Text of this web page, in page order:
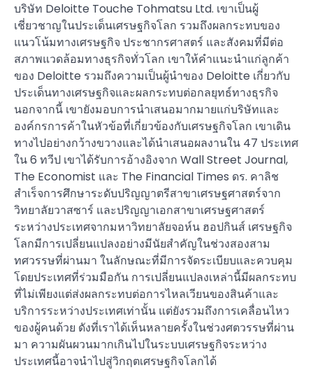
บริษัท Deloitte Touche Tohmatsu Ltd. เขาเป็นผู้
เชี่ยวชาญในประเด็นเศรษฐกิจโลก รวมถึงผลกระทบของ
แนวโน้มทางเศรษฐกิจ ประชากรศาสตร์ และสังคมที่มีต่อ
สภาพแวดล้อมทางธุรกิจทั่วโลก เขาให้คำแนะนำแก่ลูกค้า
ของ Deloitte รวมถึงความเป็นผู้นำของ Deloitte เกี่ยวกับ
ประเด็นทางเศรษฐกิจและผลกระทบต่อกลยุทธ์ทางธุรกิจ
นอกจากนี้ เขายังมอบการนำเสนอมากมายแก่บริษัทและ
องค์กรการค้าในหัวข้อที่เกี่ยวข้องกับเศรษฐกิจโลก เขาเดิน
ทางไปอย่างกว้างขวางและได้นำเสนอผลงานใน 47 ประเทศ
ใน 6 ทวีป เขาได้รับการอ้างอิงจาก Wall Street Journal,
The Economist และ The Financial Times ดร. คาลิช
สำเร็จการศึกษาระดับปริญญาตรีสาขาเศรษฐศาสตร์จาก
วิทยาลัยวาสซาร์ และปริญญาเอกสาขาเศรษฐศาสตร์
ระหว่างประเทศจากมหาวิทยาลัยจอห์น ฮอปกินส์ เศรษฐกิจ
โลกมีการเปลี่ยนแปลงอย่างมีนัยสำคัญในช่วงสองสาม
ทศวรรษที่ผ่านมา ในลักษณะที่มีการจัดระเบียบและควบคุม
โดยประเทศที่ร่วมมือกัน การเปลี่ยนแปลงเหล่านี้มีผลกระทบ
ที่ไม่เพียงแต่ส่งผลกระทบต่อการไหลเวียนของสินค้าและ
บริการระหว่างประเทศเท่านั้น แต่ยังรวมถึงการเคลื่อนไหว
ของผู้คนด้วย ดังที่เราได้เห็นหลายครั้งในช่วงศตวรรษที่ผ่าน
มา ความผันผวนมากเกินไปในระบบเศรษฐกิจระหว่าง
ประเทศนี้อาจนำไปสู่วิกฤตเศรษฐกิจโลกได้